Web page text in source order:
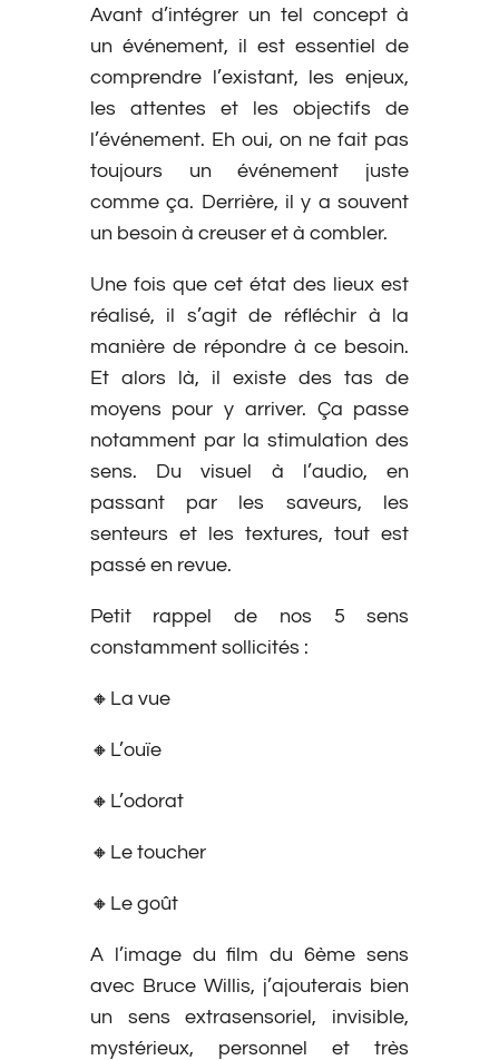
Avant d’intégrer un tel concept à
un événement, il est essentiel de
comprendre l’existant, les enjeux,
les attentes et les objectifs de
l’événement. Eh oui, on ne fait pas
toujours un événement juste
comme ça. Derrière, il y a souvent
un besoin à creuser et à combler.
Une fois que cet état des lieux est
réalisé, il s’agit de réfléchir à la
manière de répondre à ce besoin.
Et alors là, il existe des tas de
moyens pour y arriver. Ça passe
notamment par la stimulation des
sens. Du visuel à l’audio, en
passant par les saveurs, les
senteurs et les textures, tout est
passé en revue.
Petit rappel de nos 5 sens
constamment sollicités :
🔸La vue
🔸L’ouïe
🔸L’odorat
🔸Le toucher
🔸Le goût
A l’image du film du 6ème sens
avec Bruce Willis, j’ajouterais bien
un sens extrasensoriel, invisible,
mystérieux, personnel et très